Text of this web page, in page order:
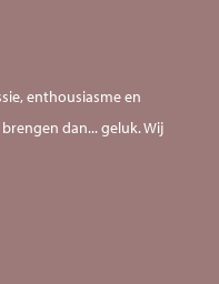
enthousiasme en
dan... geluk. Wij